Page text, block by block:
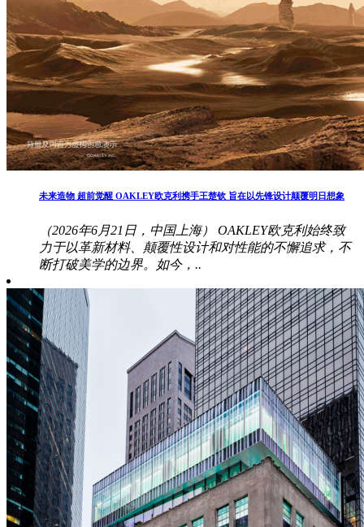
未来造物 超前觉醒 OAKLEY欧克利携手王楚钦 旨在以先锋设计颠覆明日想象
（2026年6月21日，中国上海） OAKLEY欧克利始终致
力于以革新材料、颠覆性设计和对性能的不懈追求，不
断打破美学的边界。如今，..